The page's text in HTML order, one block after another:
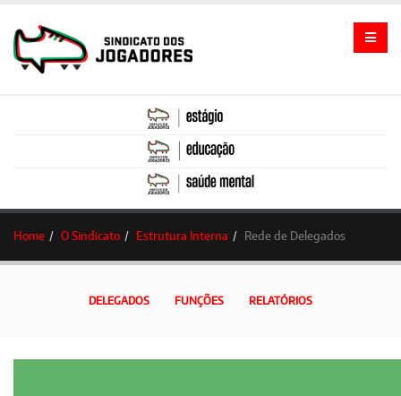
Home O Sindicato Estrutura Interna Rede de Delegados
DELEGADOS FUNÇÕES RELATÓRIOS